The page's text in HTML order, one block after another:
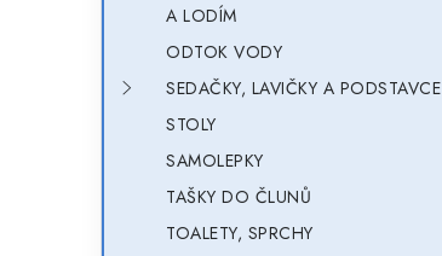
A LODÍM
ODTOK VODY
SEDAČKY, LAVIČKY A PODSTAVCE
STOLY
SAMOLEPKY
TAŠKY DO ČLUNŮ
TOALETY, SPRCHY